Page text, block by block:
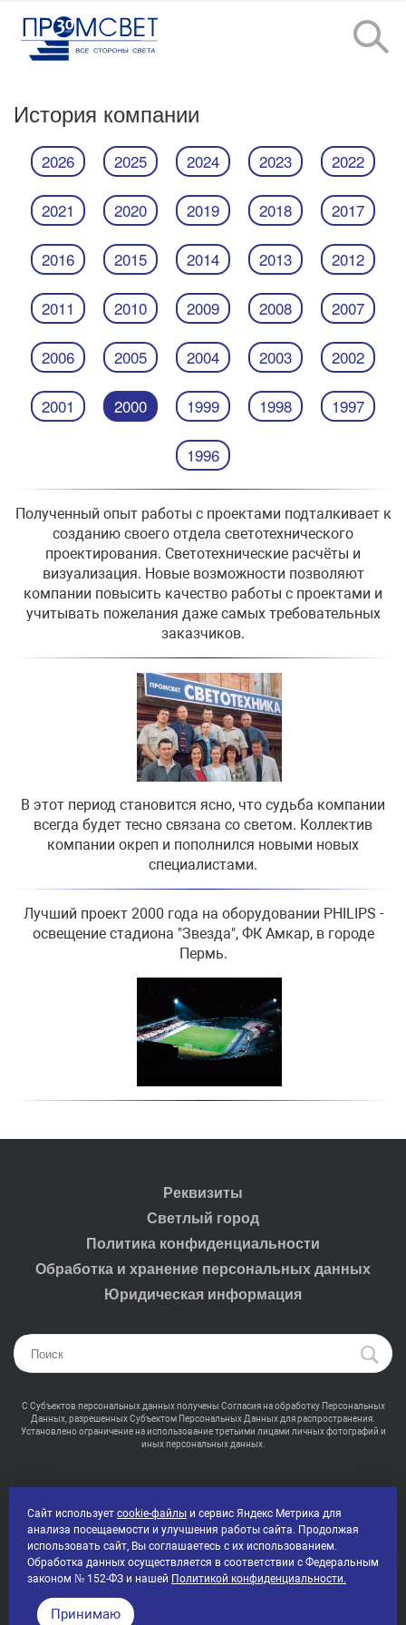
История компании
2026 2025 2024 2023 2022
2021 2020 2019 2018 2017
2016 2015 2014 2013 2012
2011 2010 2009 2008 2007
2006 2005 2004 2003 2002
2001 2000 1999 1998 1997
1996
Полученный опыт работы с проектами подталкивает к
созданию своего отдела светотехнического
проектирования. Светотехнические расчёты и
визуализация. Новые возможности позволяют
компании повысить качество работы с проектами и
учитывать пожелания даже самых требовательных
заказчиков.
В этот период становится ясно, что судьба компании
всегда будет тесно связана со светом. Коллектив
компании окреп и пополнился новыми новых
специалистами.
Лучший проект 2000 года на оборудовании PHILIPS -
освещение стадиона "Звезда", ФК Амкар, в городе
Пермь.
Реквизиты
Светлый город
Политика конфиденциальности
Обработка и хранение персональных данных
Юридическая информация
С Субъектов персональных данных получены Согласия на обработку Персональных
Данных, разрешенных Субъектом Персональных Данных для распространения.
Установлено ограничение на использование третьими лицами личных фотографий и
иных персональных данных.
2000-2026 © Промсвет - Профессиональная светотехника
Все права защищены
Сайт использует cookie-файлы и сервис Яндекс Метрика для
анализа посещаемости и улучшения работы сайта. Продолжая
использовать сайт, Вы соглашаетесь с их использованием.
Обработка данных осуществляется в соответствии с Федеральным
законом № 152-ФЗ и нашей Политикой конфиденциальности.
Принимаю